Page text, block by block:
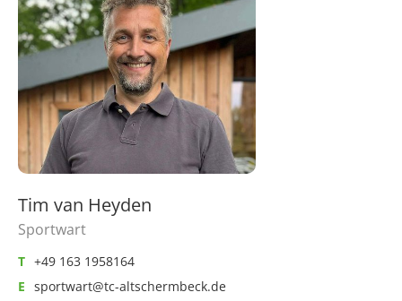
Tim van Heyden
Sportwart
T +49 163 1958164
E sportwart@tc-altschermbeck.de